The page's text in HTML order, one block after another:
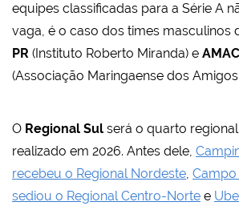
equipes classificadas para a Série A
vaga, é o caso dos times masculinos
PR (Instituto Roberto Miranda) e
(Associação Maringaense dos Amigos
O Regional Sul será o quarto
realizado em 2026. Antes dele,
recebeu o Regional Nordeste, Campo
sediou o Regional Centro-Norte e